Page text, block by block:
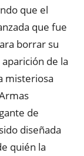
que el
que fue
borrar su
de la
misteriosa
de
diseñada
quién la